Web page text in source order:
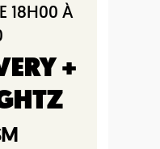
18H00 À
+